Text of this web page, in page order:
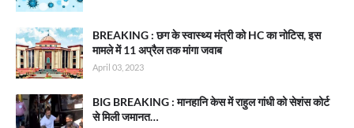
BREAKING : छग के स्वास्थ्य मंत्री को HC का नोटिस, इस
मामले में 11 अप्रैल तक मांगा जवाब
April 03, 2023
BIG BREAKING : मानहानि केस में राहुल गांधी को सेशंस कोर्ट
से मिली जमानत…